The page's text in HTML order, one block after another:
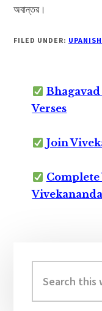
অবান্তর।
FILED UNDER:
Bhagavad
Verses
Join
Complete
Vivekananda
Sidebar
this
website